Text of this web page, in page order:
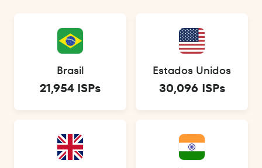
Brasil
21,954 ISPs
Estados Unidos
30,096 ISPs